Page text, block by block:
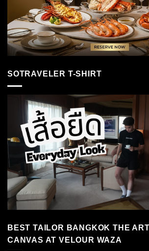
SOTRAVELER T-SHIRT
BEST TAILOR BANGKOK THE
CANVAS AT VELOUR WAZA